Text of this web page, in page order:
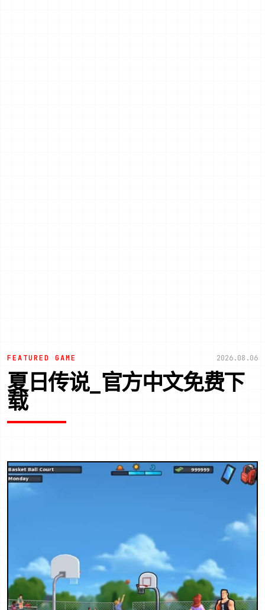
FEATURED GAME 2026.08.06
夏日传说_官方中文免费下
载